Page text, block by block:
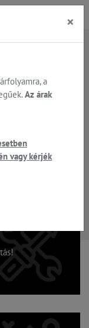
×
a
Az árak
vagy kérjék